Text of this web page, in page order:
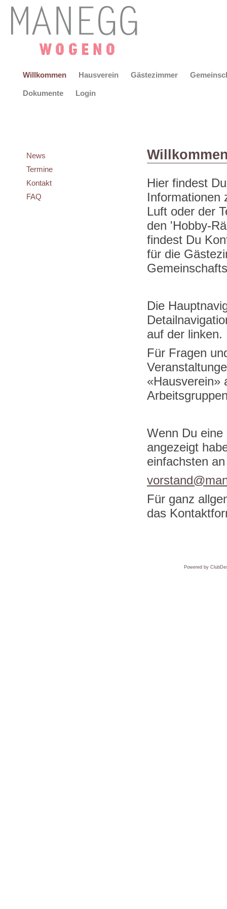
Willkommen Hausverein Gästezimmer
Dokumente Login
News
Termine
Kontakt
FAQ
Hier findest
Informationen
Luft oder der
den 'Hobby-
findest Du
für die
Die
auf der linken.
Für Fragen
«Hausverein»
Wenn Du
angezeigt
einfachsten
Für ganz
das
Powered by